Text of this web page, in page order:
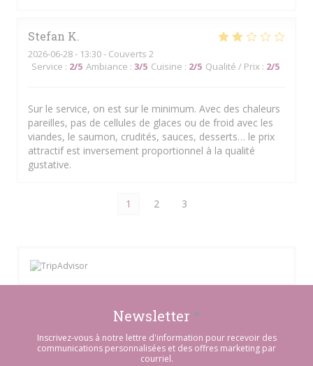
Stefan K
2026-06-28- 13:30 - Couverts 2
Service : 2/5 Ambiance : 3/5 Cuisine : 2/5 Qualité / Prix : 2/5
Sur le service, on est sur le minimum. Avec des chaleurs
pareilles, pas de cellules de glaces ou de froid avec les
viandes, le saumon, crudités, sauces, desserts… le prix
attractif est inversement proportionnel à la qualité
gustative.
1 2 3
Newsletter *
Inscrivez-vous à notre lettre d'information pour recevoir des
communications personnalisées et des offres marketing par
courriel.